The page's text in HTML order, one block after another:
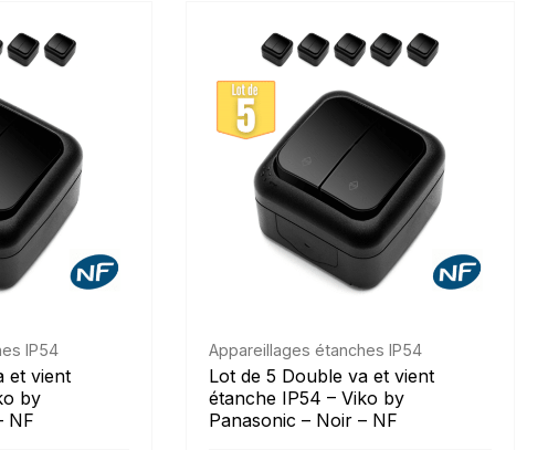
IP54
et vient
by
NF
Appareillages étanches IP54
Lot de 5 Double va et vient
étanche IP54 – Viko by
Panasonic – Noir – NF